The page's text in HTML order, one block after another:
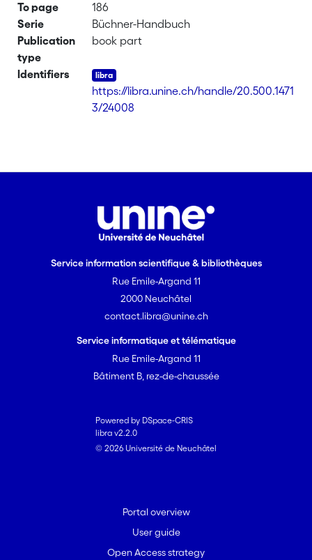
To page
186
Serie
Büchner-Handbuch
Publication
type
book part
Identifiers
https://libra.unine.ch/handle/20.500.1471
3/24008
Service information scientifique & bibliothèques
Rue Emile-Argand 11
2000 Neuchâtel
contact.libra@unine.ch
Service informatique et télématique
Rue Emile-Argand 11
Bâtiment B, rez-de-chaussée
Powered by DSpace-CRIS
libra v2.2.0
© 2026 Université de Neuchâtel
Portal overview
User guide
Open Access strategy